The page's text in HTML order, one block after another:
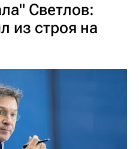
Светлов:
из строя на